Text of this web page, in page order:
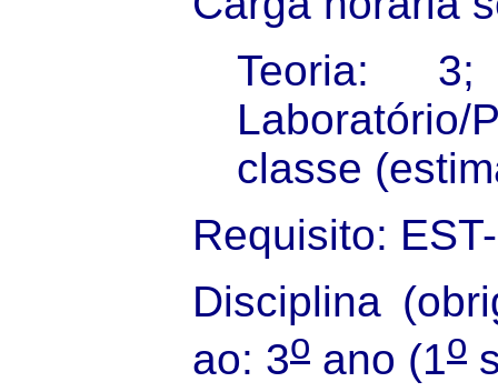
Teoria: 3
Laboratório/
classe
Requisito:
Disciplina
ao: 3o ano (1o